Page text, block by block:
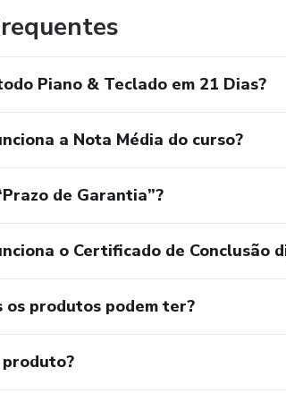
Piano & Teclado em 21 Dias?
a Nota Média do curso?
de Garantia”?
o Certificado de Conclusão
produtos podem ter?
produto?